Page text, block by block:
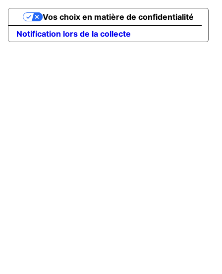
Notification lors de la collecte
Vos choix en matière de confidentialité